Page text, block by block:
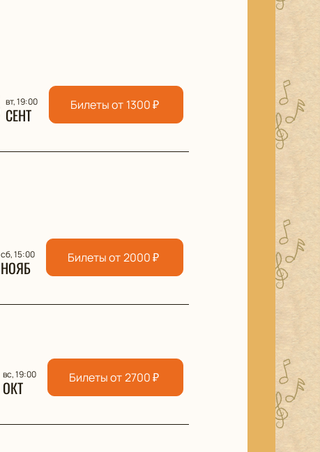
вт, 19:00
СЕНТ Билеты от 1300₽
сб, 15:00
НОЯБ Билеты от 2000₽
вс, 19:00
ОКТ Билеты от 2700₽